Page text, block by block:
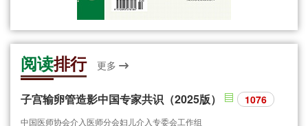
阅读排行 更多
子宫输卵管造影中国专家共识（2025版） 1076
中国医师协会介入医师分会妇儿介入专委会工作组